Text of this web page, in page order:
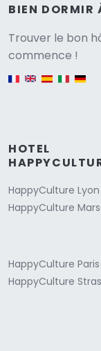
BIEN DORMIR
Trouver le bon
commence !
HOTEL
HappyCulture Lyon
HappyCulture
HappyCulture Paris
HappyCulture